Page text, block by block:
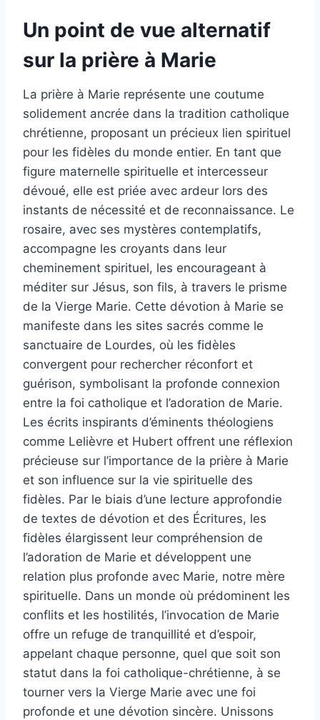
Un point de vue alternatif
sur la prière à Marie
La prière à Marie représente une coutume
solidement ancrée dans la tradition catholique
chrétienne, proposant un précieux lien spirituel
pour les fidèles du monde entier. En tant que
figure maternelle spirituelle et intercesseur
dévoué, elle est priée avec ardeur lors des
instants de nécessité et de reconnaissance. Le
rosaire, avec ses mystères contemplatifs,
accompagne les croyants dans leur
cheminement spirituel, les encourageant à
méditer sur Jésus, son fils, à travers le prisme
de la Vierge Marie. Cette dévotion à Marie se
manifeste dans les sites sacrés comme le
sanctuaire de Lourdes, où les fidèles
convergent pour rechercher réconfort et
guérison, symbolisant la profonde connexion
entre la foi catholique et l’adoration de Marie.
Les écrits inspirants d’éminents théologiens
comme Lelièvre et Hubert offrent une réflexion
précieuse sur l’importance de la prière à Marie
et son influence sur la vie spirituelle des
fidèles. Par le biais d’une lecture approfondie
de textes de dévotion et des Écritures, les
fidèles élargissent leur compréhension de
l’adoration de Marie et développent une
relation plus profonde avec Marie, notre mère
spirituelle. Dans un monde où prédominent les
conflits et les hostilités, l’invocation de Marie
offre un refuge de tranquillité et d’espoir,
appelant chaque personne, quel que soit son
statut dans la foi catholique-chrétienne, à se
tourner vers la Vierge Marie avec une foi
profonde et une dévotion sincère. Unissons